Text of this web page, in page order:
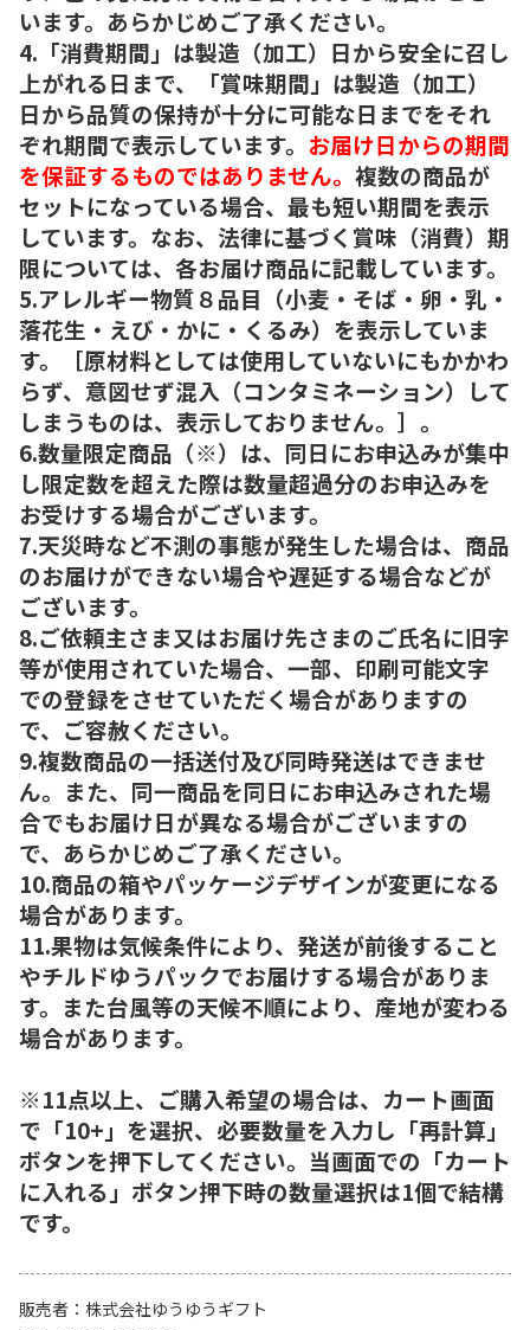
います。あらかじめご了承ください。
4.「消費期間」は製造（加工）日から安全に召し
上がれる日まで、「賞味期間」は製造（加工）
日から品質の保持が十分に可能な日までをそれ
ぞれ期間で表示しています。 お届け日からの期間
を保証するものではありません。 複数の商品が
セットになっている場合、最も短い期間を表示
しています。なお、法律に基づく賞味（消費）期
限については、各お届け商品に記載しています。
5.アレルギー物質８品目（小麦・そば・卵・乳・
落花生・えび・かに・くるみ）を表示していま
す。［原材料としては使用していないにもかかわ
らず、意図せず混入（コンタミネーション）して
しまうものは、表示しておりません。］。
6.数量限定商品（※）は、同日にお申込みが集中
し限定数を超えた際は数量超過分のお申込みを
お受けする場合がございます。
7.天災時など不測の事態が発生した場合は、商品
のお届けができない場合や遅延する場合などが
ございます。
8.ご依頼主さま又はお届け先さまのご氏名に旧字
等が使用されていた場合、一部、印刷可能文字
での登録をさせていただく場合がありますの
で、ご容赦ください。
9.複数商品の一括送付及び同時発送はできませ
ん。また、同一商品を同日にお申込みされた場
合でもお届け日が異なる場合がございますの
で、あらかじめご了承ください。
10.商品の箱やパッケージデザインが変更になる
場合があります。
11.果物は気候条件により、発送が前後すること
やチルドゆうパックでお届けする場合がありま
す。また台風等の天候不順により、産地が変わる
場合があります。
※11点以上、ご購入希望の場合は、カート画面
で「10+」を選択、必要数量を入力し「再計算」
ボタンを押下してください。当画面での「カート
に入れる」ボタン押下時の数量選択は1個で結構
です。
販売者
株式会社ゆうゆうギフト